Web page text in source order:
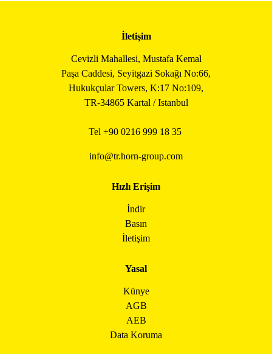
İletişim
Cevizli Mahallesi, Mustafa Kemal
Paşa Caddesi, Seyitgazi Sokağı No:66,
Hukukçular Towers, K:17 No:109,
TR-34865 Kartal / Istanbul
Tel +90 0216 999 18 35
info@tr.horn-group.com
Hızlı Erişim
İndir
Basın
İletişim
Yasal
Künye
AGB
AEB
Data Koruma